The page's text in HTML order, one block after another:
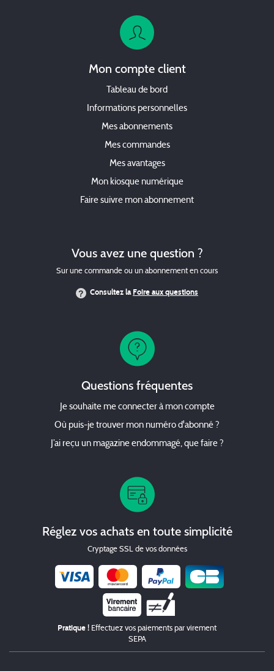
Mon compte client
Tableau de bord
Informations personnelles
Mes abonnements
Mes commandes
Mes avantages
Mon kiosque numérique
Faire suivre mon abonnement
Vous avez une question ?
Sur une commande ou un abonnement en cours
Consultez laFoire aux questions
Questions fréquentes
Je souhaite me connecter à mon compte
Où puis-je trouver mon numéro d'abonné ?
J’ai reçu un magazine endommagé, que faire ?
Réglez vos achats en toute simplicité
Cryptage SSL de vos données
Chèque
Pratique ! Effectuez vos paiements par virement
SEPA